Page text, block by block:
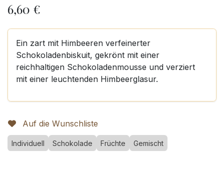
6,60 €
Ein zart mit Himbeeren verfeinerter
Schokoladenbiskuit, gekrönt mit einer
reichhaltigen Schokoladenmousse und verziert
mit einer leuchtenden Himbeerglasur.
Auf die Wunschliste
Individuell Schokolade Früchte Gemischt